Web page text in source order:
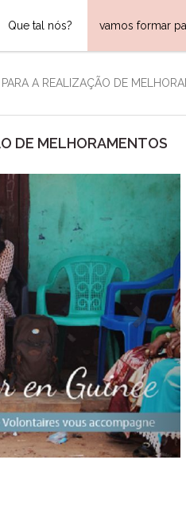
Que tal nós? vamos formar
A REALIZAÇÃO DE
DE MELHORAMENTOS
Next